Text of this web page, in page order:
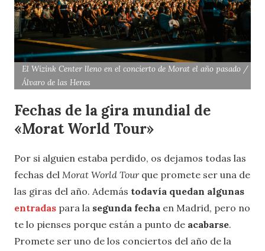
El Wizink Center lleno en el concierto de Morat el año pasado /
Álvaro de las Heras
Fechas de la gira mundial de
«Morat World Tour»
Por si alguien estaba perdido, os dejamos todas las
fechas del Morat World Tourque promete ser una de
las giras del año. Además todavía quedan algunas
entradas para la segunda fecha en Madrid, pero no
te lo pienses porque están a punto de acabarse.
Promete ser uno de los conciertos del año de la